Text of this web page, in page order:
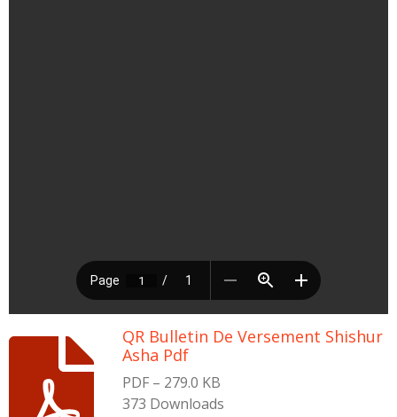
QR Bulletin De Versement Shishur
Asha Pdf
PDF – 279.0 KB
373 Downloads